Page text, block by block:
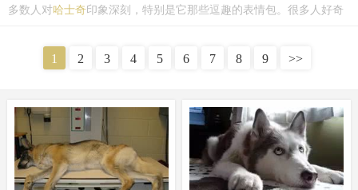
多数人对哈士奇印象深刻，特别是它那些逗趣的表情包。很多人好奇
都是西伯利亚雪橇犬。由于
傻气的行为，因此人们常将
哈士奇 称作二哈。
1 2 3 4 5 6 7 8 9 >>